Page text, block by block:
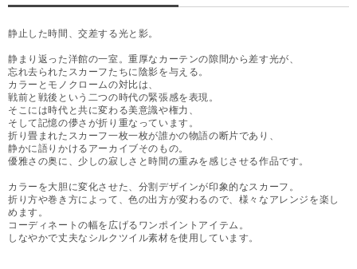
静止した時間、交差する光と影。
静まり返った洋館の一室。重厚なカーテンの隙間から差す光が、
忘れ去られたスカーフたちに陰影を与える。
カラーとモノクロームの対比は、
戦前と戦後という二つの時代の緊張感を表現。
そこには時代と共に変わる美意識や権力、
そして記憶の儚さが折り重なっています。
折り畳まれたスカーフ一枚一枚が誰かの物語の断片であり、
静かに語りかけるアーカイブそのもの。
優雅さの奥に、少しの寂しさと時間の重みを感じさせる作品です。
カラーを大胆に変化させた、分割デザインが印象的なスカーフ。
折り方や巻き方によって、色の出方が変わるので、様々なアレンジを楽し
めます。
コーディネートの幅を広げるワンポイントアイテム。
しなやかで丈夫なシルクツイル素材を使用しています。